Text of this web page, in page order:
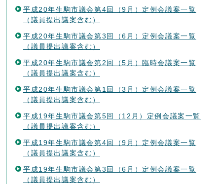
平成20年生駒市議会第4回（9月）定例会議案一覧
（議員提出議案含む）
平成20年生駒市議会第3回（6月）定例会議案一覧
（議員提出議案含む）
平成20年生駒市議会第2回（5月）臨時会議案一覧
（議員提出議案含む）
平成20年生駒市議会第1回（3月）定例会議案一覧
（議員提出議案含む）
平成19年生駒市議会第5回（12月）定例会議案一覧
（議員提出議案含む）
平成19年生駒市議会第4回（9月）定例会議案一覧
（議員提出議案含む）
平成19年生駒市議会第3回（6月）定例会議案一覧
（議員提出議案含む）